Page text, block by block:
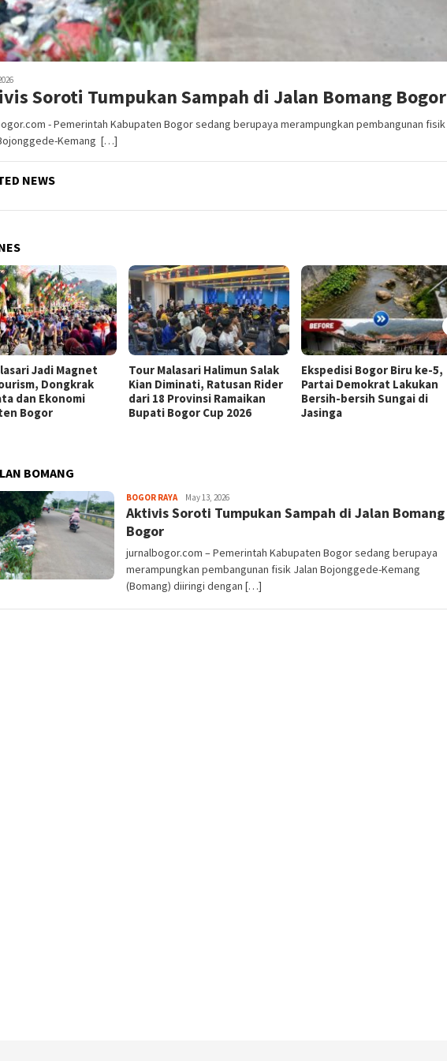
Soroti Tumpukan Sampah di Jalan Bomang Bogor
- Pemerintah Kabupaten Bogor sedang berupaya merampungkan pembangunan fisik
Kemang […]
NEWS
Jadi Magnet
Dongkrak
dan Ekonomi
Bogor
Tour Malasari Halimun Salak
Kian Diminati, Ratusan Rider
dari 18 Provinsi Ramaikan
Bupati Bogor Cup 2026
Ekspedisi Bogor Biru ke-5,
Partai Demokrat Lakukan
Bersih-bersih Sungai di
Jasinga
BOMANG
BOGOR RAYASayyev
May 13, 2026
Aktivis Soroti Tumpukan Sampah di Jalan Bomang
Bogor
jurnalbogor.com – Pemerintah Kabupaten Bogor sedang berupaya
merampungkan pembangunan fisik Jalan Bojonggede-Kemang
(Bomang) diiringi dengan […]